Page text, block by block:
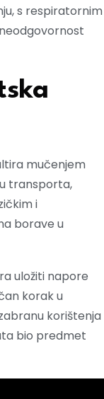
s respiratornim
mučenjem
transporta,
i
borave u
uložiti napore
korak u
korištenja
bio predmet